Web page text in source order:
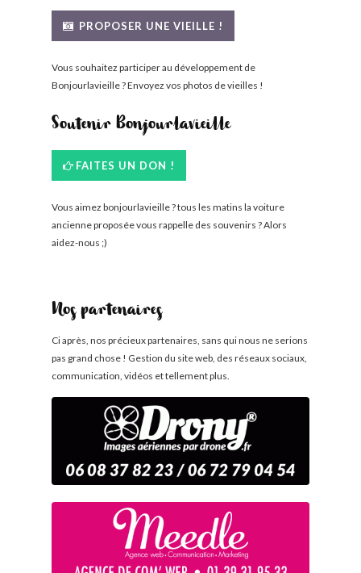
PROPOSER UNE VIEILLE !
Vous souhaitez participer au développement de
Bonjourlavieille ? Envoyez vos photos de vieilles !
Soutenir Bonjourlavieille
FAITES UN DON !
Vous aimez bonjourlavieille ? tous les matins la voiture
ancienne proposée vous rappelle des souvenirs ? Alors
aidez-nous ;)
Nos partenaires
Ci après, nos précieux partenaires, sans qui nous ne serions
pas grand chose ! Gestion du site web, des réseaux sociaux,
communication, vidéos et tellement plus.